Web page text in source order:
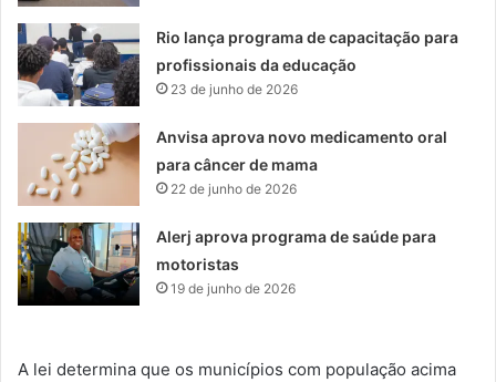
Rio lança programa de capacitação para
profissionais da educação
23 de junho de 2026
Anvisa aprova novo medicamento oral
para câncer de mama
22 de junho de 2026
Alerj aprova programa de saúde para
motoristas
19 de junho de 2026
A lei determina que os municípios com população acima